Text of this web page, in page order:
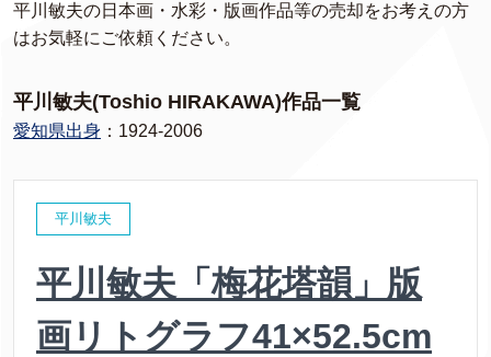
平川敏夫の日本画・水彩・版画作品等の売却をお考えの方
はお気軽にご依頼ください。
平川敏夫(Toshio HIRAKAWA)作品一覧
愛知県出身 ：1924-2006
平川敏夫
平川敏夫「梅花塔韻」版
画リトグラフ41×52.5cm